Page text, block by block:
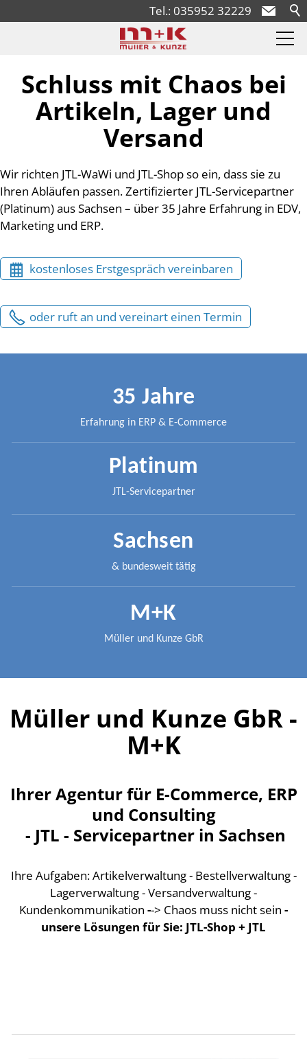
Tel.: 035952 32229
JTL
JTL-Migrationen
Greyhound
Partner
Support
Über uns
Kontakt
Schluss mit Chaos bei
Artikeln, Lager und
Versand
Wir richten JTL-WaWi und JTL-Shop so ein, dass sie zu
Ihren Abläufen passen. Zertifizierter JTL-Servicepartner
(Platinum) aus Sachsen – über 35 Jahre Erfahrung in EDV,
Marketing und ERP.
kostenloses Erstgespräch vereinbaren
oder ruft an und vereinart einen Termin
35 Jahre
Erfahrung in ERP & E-Commerce
Platinum
JTL-Servicepartner
Sachsen
& bundesweit tätig
M+K
Müller und Kunze GbR
Müller und Kunze GbR -
M+K
Ihrer Agentur für E-Commerce, ERP
und Consulting
- JTL - Servicepartner in Sachsen
Ihre Aufgaben: Artikelverwaltung - Bestellverwaltung -
Lagerverwaltung - Versandverwaltung -
Kundenkommunikation --> Chaos muss nicht sein -
unsere Lösungen für Sie: JTL-Shop + JTL